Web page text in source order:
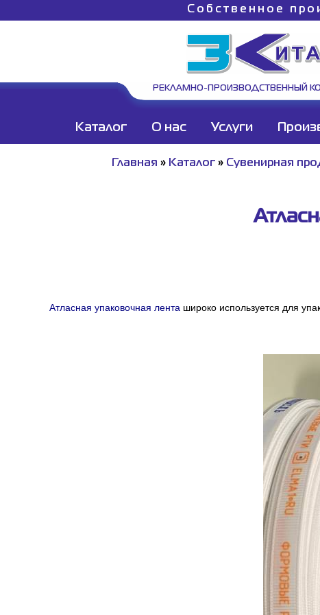
Собственное
РЕКЛАМНО-ПРОИЗВОДСТВЕННЫЙ
Каталог О нас Услуги
Главная » Каталог » Сувенирная
Атласная упаковочная лента широко используется для